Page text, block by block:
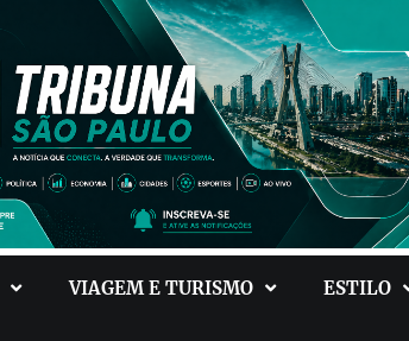
VIAGEM E TURISMO ESTILO